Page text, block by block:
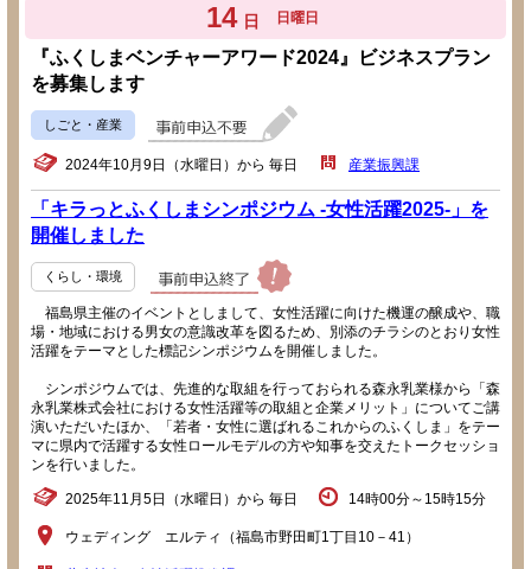
14 日 日曜日
『ふくしまベンチャーアワード2024』ビジネスプラン
を募集します
しごと・産業
2024年10月9日（水曜日）から 毎日 産業振興課
「キラっとふくしまシンポジウム -女性活躍2025-」を
開催しました
くらし・環境
福島県主催のイベントとしまして、女性活躍に向けた機運の醸成や、職
場・地域における男女の意識改革を図るため、別添のチラシのとおり女性
活躍をテーマとした標記シンポジウムを開催しました。
シンポジウムでは、先進的な取組を行っておられる森永乳業様から「森
永乳業株式会社における女性活躍等の取組と企業メリット」についてご講
演いただいたほか、「若者・女性に選ばれるこれからのふくしま」をテー
マに県内で活躍する女性ロールモデルの方や知事を交えたトークセッショ
ンを行いました。
2025年11月5日（水曜日）から 毎日 14時00分～15時15分
ウェディング エルティ（福島市野田町1丁目10－41）